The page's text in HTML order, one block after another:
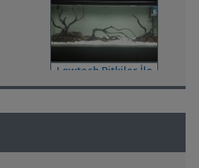
Dönüş aydin3437,
17:00
İçine Kaçabilir MiJoec,13:12
Lowtech Bitkiler İle
Hobiye Dönüş